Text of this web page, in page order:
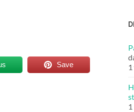
Save